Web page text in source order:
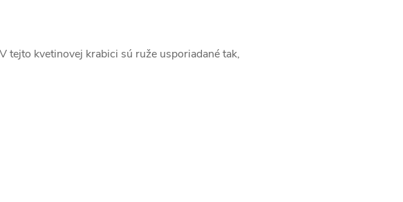
tejto kvetinovej krabici sú ruže usporiadané tak,